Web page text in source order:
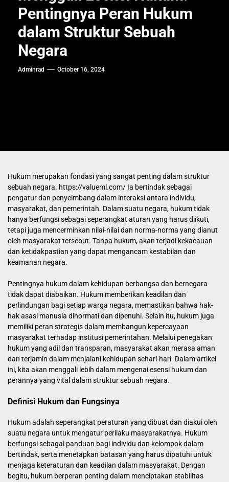
Pentingnya Peran Hukum
dalam Struktur Sebuah
Negara
Adminrad October 16, 2024
Hukum merupakan fondasi yang sangat penting dalam struktur
sebuah negara. https://valueml.com/ Ia bertindak sebagai
pengatur dan penyeimbang dalam interaksi antara individu,
masyarakat, dan pemerintah. Dalam suatu negara, hukum tidak
hanya berfungsi sebagai seperangkat aturan yang harus diikuti,
tetapi juga mencerminkan nilai-nilai dan norma-norma yang dianut
oleh masyarakat tersebut. Tanpa hukum, akan terjadi kekacauan
dan ketidakpastian yang dapat mengancam kestabilan dan
keamanan negara.
Pentingnya hukum dalam kehidupan berbangsa dan bernegara
tidak dapat diabaikan. Hukum memberikan keadilan dan
perlindungan bagi setiap warga negara, memastikan bahwa hak-
hak asasi manusia dihormati dan dipenuhi. Selain itu, hukum juga
memiliki peran strategis dalam membangun kepercayaan
masyarakat terhadap institusi pemerintahan. Melalui penegakan
hukum yang adil dan transparan, masyarakat akan merasa aman
dan terjamin dalam menjalani kehidupan sehari-hari. Dalam artikel
ini, kita akan menggali lebih dalam mengenai esensi hukum dan
perannya yang vital dalam struktur sebuah negara.
Definisi Hukum dan Fungsinya
Hukum adalah seperangkat peraturan yang dibuat dan diakui oleh
suatu negara untuk mengatur perilaku masyarakatnya. Hukum
berfungsi sebagai panduan bagi individu dan kelompok dalam
bertindak, serta menetapkan batasan yang harus dipatuhi untuk
menjaga keteraturan dan keadilan dalam masyarakat. Dengan
begitu, hukum berperan penting dalam menciptakan stabilitas